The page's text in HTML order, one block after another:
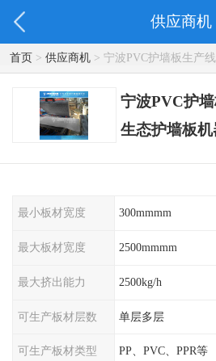
供应商机
首页> 供应商机> 宁波PVC护墙板生产
艾斯曼机械
宁波PVC护
生态护墙板
最小板材宽度 300mmmm
最大板材宽度 2500mmmm
最大挤出能力 2500kg/h
可生产板材层数 单层多层
可生产板材类型 PP、PVC、PPR等